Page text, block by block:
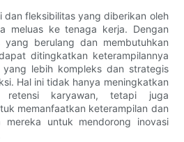
dan fleksibilitas yang diberikan oleh
meluas ke tenaga kerja. Dengan
yang berulang dan membutuhkan
ditingkatkan keterampilannya
lebih kompleks dan strategis
Hal ini tidak hanya meningkatkan
karyawan, tetapi juga
memanfaatkan keterampilan dan
mereka untuk mendorong inovasi